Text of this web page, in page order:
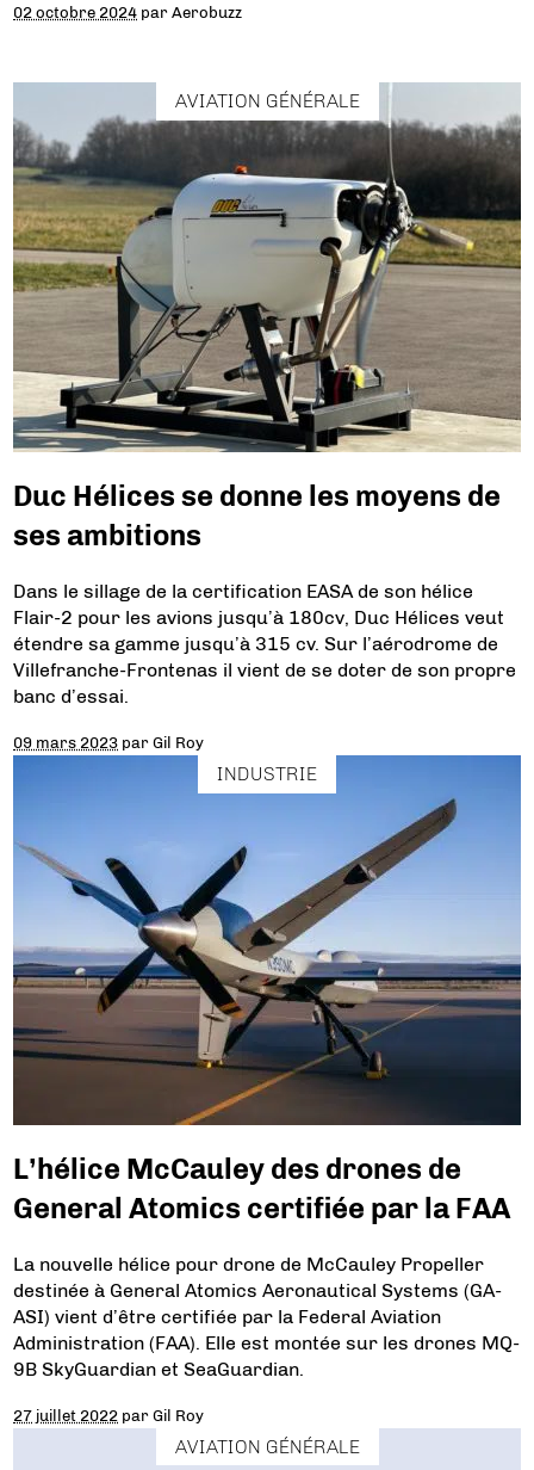
02 octobre 2024 parAerobuzz
AVIATION GÉNÉRALE
Duc Hélices se donne les moyens de
ses ambitions
Dans le sillage de la certification EASA de son hélice
Flair-2 pour les avions jusqu’à 180cv, Duc Hélices veut
étendre sa gamme jusqu’à 315 cv. Sur l’aérodrome de
Villefranche-Frontenas il vient de se doter de son propre
banc d’essai.
09 mars 2023 parGil Roy
INDUSTRIE
L’hélice McCauley des drones de
General Atomics certifiée par la FAA
La nouvelle hélice pour drone de McCauley Propeller
destinée à General Atomics Aeronautical Systems (GA-
ASI) vient d’être certifiée par la Federal Aviation
Administration (FAA). Elle est montée sur les drones MQ-
9B SkyGuardian et SeaGuardian.
27 juillet 2022 parGil Roy
AVIATION GÉNÉRALE